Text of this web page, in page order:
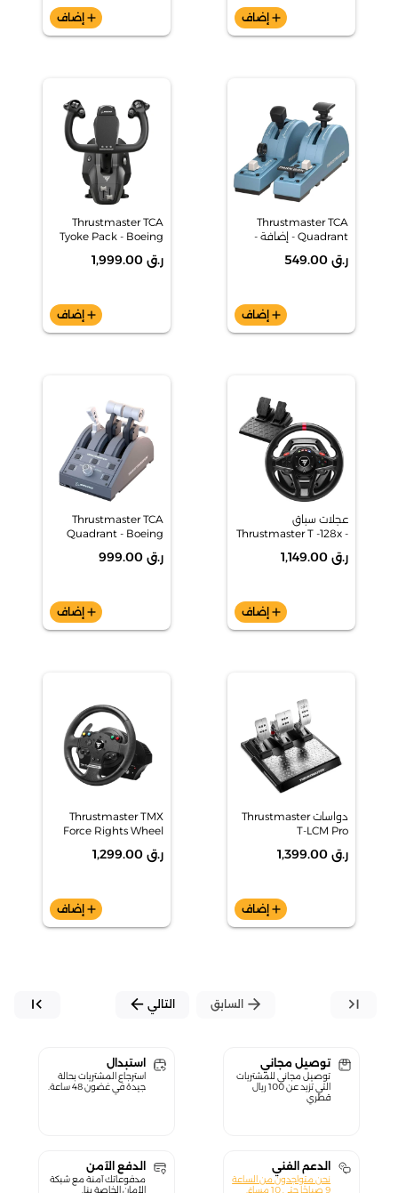
add إضاف add إضاف
Thrustmaster TCA
Quadrant - إضافة -
ر.ق 549.00
add إضاف
Thrustmaster TCA
Tyoke Pack - Boeing
ر.ق 1,999.00
add إضاف
عجلات سباق
Thrustmaster T -128x -
ر.ق 1,149.00
add إضاف
Thrustmaster TCA
Quadrant - Boeing
ر.ق 999.00
add إضاف
دواسات Thrustmaster
T-LCM Pro
ر.ق 1,399.00
add إضاف
Thrustmaster TMX
Force Rights Wheel
الكمبيوتر الشخصي/Xbox
ر.ق 1,299.00
add إضاف
last_page
arrow_forward السابق التالي arrow_back
first_page
توصيل مجاني
توصيل مجاني للمشتريات
التي تزيد عن 100 ريال
قطري
استبدال
استرجاع المشتريات بحالة
جيدة في غضون 48 ساعة.
الدعم الفني
نحن متواجدون من الساعة
9 صباحًا حتى 10 مساءً.
الدفع الآمن
مدفوعاتك آمنة مع شبكة
الأمان الخاصة بنا.